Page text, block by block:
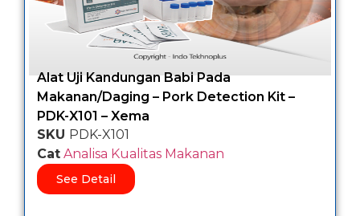
Alat Uji Kandungan Babi Pada
Makanan/Daging – Pork Detection Kit –
PDK-X101 – Xema
SKU PDK-X101
Cat Analisa Kualitas Makanan
See Detail